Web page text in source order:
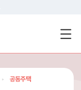
공동주택